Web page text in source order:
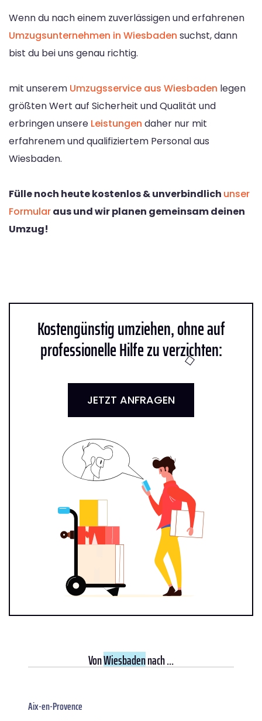
Wenn du nach einem zuverlässigen und erfahrenen
Umzugsunternehmen in Wiesbaden suchst, dann
bist du bei uns genau richtig.
mit unserem Umzugsservice aus Wiesbaden legen
größten Wert auf Sicherheit und Qualität und
erbringen unsere Leistungen daher nur mit
erfahrenem und qualifiziertem Personal aus
Wiesbaden.
Fülle noch heute kostenlos & unverbindlich unser
Formularaus und wir planen gemeinsam deinen
Umzug!
Kostengünstig umziehen, ohne auf
professionelle Hilfe zu verzichten:
JETZT ANFRAGEN
VonWiesbadennach ...
Aix-en-Provence